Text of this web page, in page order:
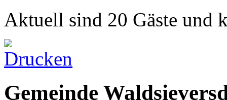
Aktuell sind 20 Gäste und
Gemeinde